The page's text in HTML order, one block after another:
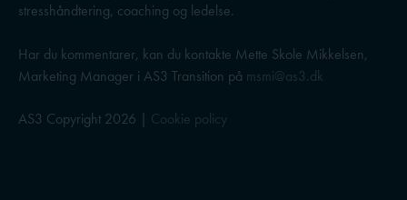
stresshåndtering, coaching og ledelse.
Har du kommentarer, kan du kontakte Mette Skole Mikkelsen,
Marketing Manager i AS3 Transition på msmi@as3.dk
AS3 Copyright 2026 | Cookie policy